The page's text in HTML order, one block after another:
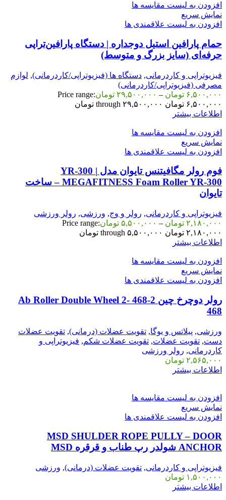
افزودن به لیست مقایسه ها
نمایش سریع
افزودن به لیست علاقمندی ها
حمام پارافین استیل دوجداره | دستگاه پارافین‌تراپی
حرفه‌ای (سایز بزرگ و متوسط)
فیزیوتراپی و کاردرمانی, دستگاه ها (فیزیوتراپی/کاردرمانی), لوازم
مصرفی (فیزیوتراپی/کاردرمانی)
۶,۵۰۰,۰۰۰ تومان – ۲۹,۵۰۰,۰۰۰ تومانPrice range:
۶,۵۰۰,۰۰۰ تومان through ۲۹,۵۰۰,۰۰۰ تومان
اطلاعات بیشتر
افزودن به لیست مقایسه ها
نمایش سریع
افزودن به لیست علاقمندی ها
فوم رولر مگافیتنس تایوان مدل YR-300 |
MEGAFITNESS Foam Roller YR-300 – ساخت
تایوان
فیزیوتراپی و کاردرمانی, رولر و وج, ورزشی, رولر ورزشی
۲,۱۸۰,۰۰۰ تومان – ۵,۵۰۰,۰۰۰ تومانPrice range:
۲,۱۸۰,۰۰۰ تومان through ۵,۵۰۰,۰۰۰ تومان
اطلاعات بیشتر
افزودن به لیست مقایسه ها
نمایش سریع
افزودن به لیست علاقمندی ها
رولر دوچرخ چین 2-468 Ab Roller Double Wheel 2-
468
ورزشی, پیلاتس و یوگا, تقویت عضلات (درمانی), تقویت عضلات
دست, تقویت عضلات, تقویت عضلات شکم, فیزیوتراپی و
کاردرمانی, رولر ورزشی
۲,۵۶۵,۰۰۰ تومان
اطلاعات بیشتر
افزودن به لیست مقایسه ها
نمایش سریع
افزودن به لیست علاقمندی ها
MSD SHULDER ROPE PULLY – DOOR
ANCHOR شولدر رپ طناب و قرقره MSD
فیزیوتراپی و کاردرمانی, تقویت عضلات (درمانی), ورزشی
۱,۵۰۰,۰۰۰ تومان
اطلاعات بیشتر